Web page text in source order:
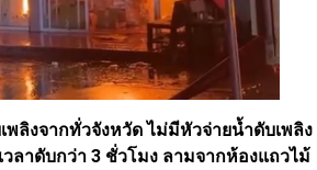
ลิงจากทั่วจังหวัด ไม่มีหัวจ่ายน้ำดับเพลิง
ลาดับกว่า 3 ชั่วโมง ลามจากห้องแถวไม้